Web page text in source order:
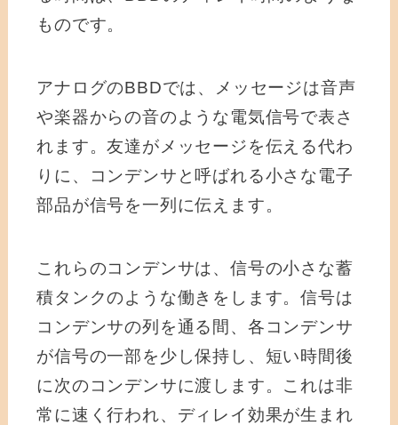
ものです。
アナログのBBDでは、メッセージは音声
や楽器からの音のような電気信号で表さ
れます。友達がメッセージを伝える代わ
りに、コンデンサと呼ばれる小さな電子
部品が信号を一列に伝えます。
これらのコンデンサは、信号の小さな蓄
積タンクのような働きをします。信号は
コンデンサの列を通る間、各コンデンサ
が信号の一部を少し保持し、短い時間後
に次のコンデンサに渡します。これは非
常に速く行われ、ディレイ効果が生まれ